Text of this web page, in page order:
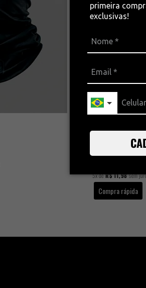
primeira
exclusivas!
5xdeR$ 11,98sem
Compra rápida